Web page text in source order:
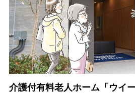
介護付有料老人ホーム「ウイ